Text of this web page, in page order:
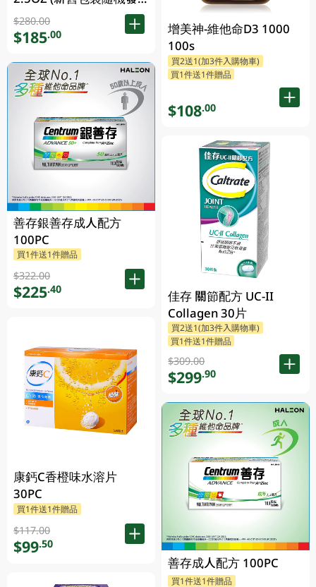
放)
$280.00
$185.00
善存銀善存成人配方
100PC
買1件送1件贈品
$322.00
$225.40
康鈣C香橙味水溶片
30PC
買1件送1件贈品
$117.00
$99.50
增美神-維他命D3 1000
100s
買2送1(加3件入購物車)
買1件送1件贈品
$108.00
佳存 關節配方 UC-II
Collagen 30片
買2送1(加3件入購物車)
買1件送1件贈品
$309.00
$299.90
善存成人配方 100PC
買1件送1件贈品